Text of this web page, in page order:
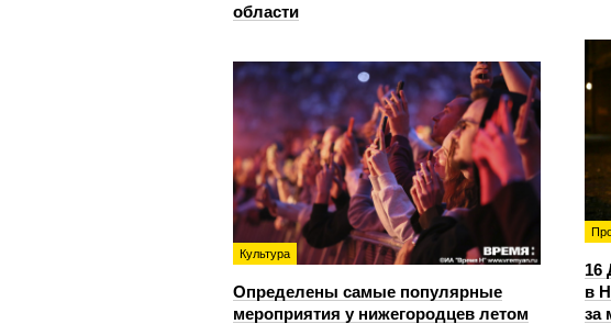
области
16
в
за
Культура
Определены самые популярные
мероприятия у нижегородцев летом